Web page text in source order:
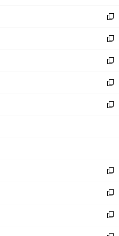
開
く
ウ
で
開
く
ン
ド
ウ
で
開
く
ウ
ィ
ン
ド
ウ
で
開
く
新
し
い
ウ
ィ
ン
ド
ウ
で
開
新
し
い
ウ
ィ
ン
ド
ウ
開
新
し
い
ウ
ィ
ン
ウ
開
く
新
し
い
ウ
ン
ウ
で
開
く
新
し
ウ
ン
ド
ウ
で
開
く
新
し
い
ウ
ィ
ン
新
し
い
ウ
新
し